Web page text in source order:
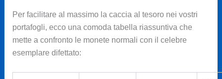
Per facilitare al massimo la caccia al tesoro nei vostri
portafogli, ecco una comoda tabella riassuntiva che
mette a confronto le monete normali con il celebre
esemplare difettato: